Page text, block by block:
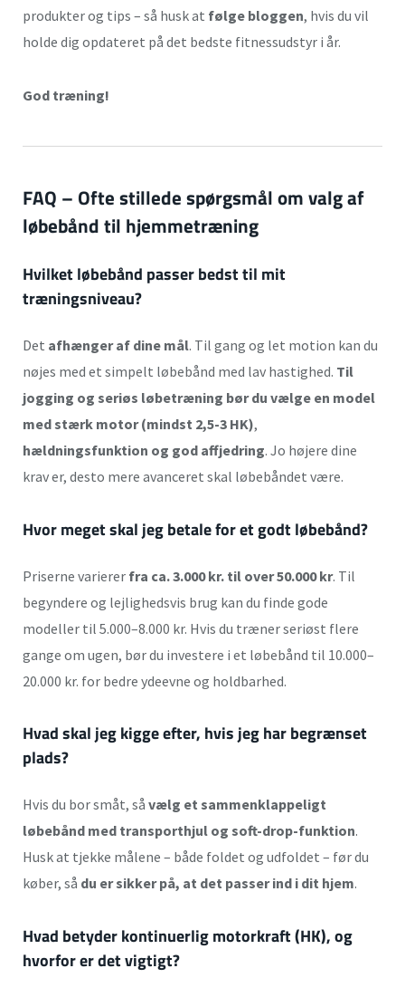
produkter og tips – så husk at følge bloggen, hvis du vil
holde dig opdateret på det bedste fitnessudstyr i år.
God træning!
FAQ – Ofte stillede spørgsmål om valg af
løbebånd til hjemmetræning
Hvilket løbebånd passer bedst til mit
træningsniveau?
Det afhænger af dine mål. Til gang og let motion kan du
nøjes med et simpelt løbebånd med lav hastighed. Til
jogging og seriøs løbetræning bør du vælge en model
med stærk motor (mindst 2,5-3 HK),
hældningsfunktion og god affjedring. Jo højere dine
krav er, desto mere avanceret skal løbebåndet være.
Hvor meget skal jeg betale for et godt løbebånd?
Priserne varierer fra ca. 3.000 kr. til over 50.000 kr. Til
begyndere og lejlighedsvis brug kan du finde gode
modeller til 5.000–8.000 kr. Hvis du træner seriøst flere
gange om ugen, bør du investere i et løbebånd til 10.000–
20.000 kr. for bedre ydeevne og holdbarhed.
Hvad skal jeg kigge efter, hvis jeg har begrænset
plads?
Hvis du bor småt, så vælg et sammenklappeligt
løbebånd med transporthjul og soft-drop-funktion.
Husk at tjekke målene – både foldet og udfoldet – før du
køber, så du er sikker på, at det passer ind i dit hjem.
Hvad betyder kontinuerlig motorkraft (HK), og
hvorfor er det vigtigt?